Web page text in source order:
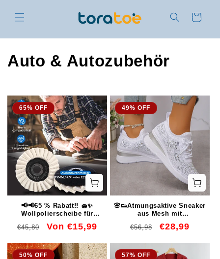
Inhalt
Warenkorb
K
t
e
g
o
:
Auto & Autozubehör
65% OFF
📢📢65 % Rabatt!! 🧽✨
Wollpolierscheibe für
Hochglanz-Spiegelfinish! 🚀⚡
Normaler
€45,80 Verkaufspreis
Von €15,99
49% OFF
🌸👟Atmungsaktive Sneaker
aus Mesh mit
Normaler
€56,98 Verkaufspreis
€28,99
50% OFF 57% OFF